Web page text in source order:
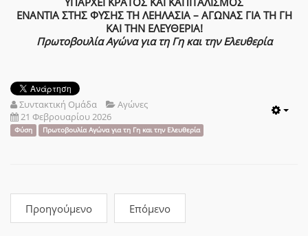
ΕΝΑΝΤΙΑ ΣΤΗΣ ΦΥΣΗΣ ΤΗ ΛΕΗΛΑΣΙΑ – ΑΓΩΝΑΣ ΓΙΑ ΤΗ ΓΗ
ΚΑΙ ΤΗΝ ΕΛΕΥΘΕΡΙΑ!
Πρωτοβουλία Αγώνα για τη Γη και την Ελευθερία
Συντακτική Ομάδα
Αγώνες
21 Φεβρουαρίου 2026
Φύση Πρωτοβουλία Αγώνα για τη Γη και την Ελευθερία
Προηγούμενο Επόμενο